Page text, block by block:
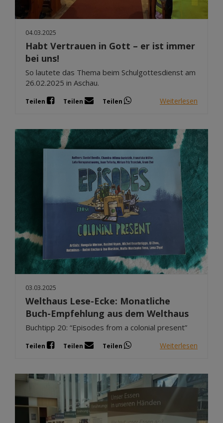
04.03.2025
Habt Vertrauen in Gott – er ist immer
bei uns!
So lautete das Thema beim Schulgottesdienst am
26.02.2025 in Aschau.
Teilen Teilen Teilen Weiterlesen
03.03.2025
Welthaus Lese-Ecke: Monatliche
Buch-Empfehlung aus dem Welthaus
Buchtipp 20: “Episodes from a colonial present”
Teilen Teilen Teilen Weiterlesen